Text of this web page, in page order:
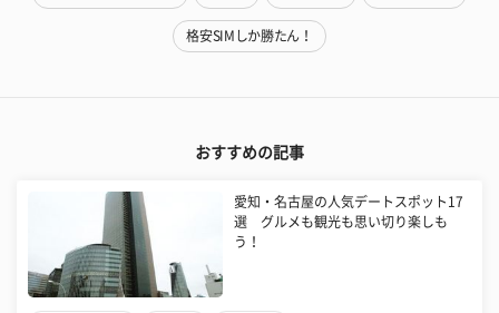
格安SIMしか勝たん！
おすすめの記事
愛知・名古屋の人気デートスポット17
選 グルメも観光も思い切り楽しも
う！